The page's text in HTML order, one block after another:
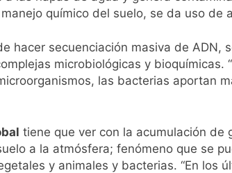
químico del suelo, se da uso de
hacer secuenciación masiva de ADN,
microbiológicas y
las bacterias aportan
tiene que ver con la acumulación
a la atmósfera; fenómeno que se
y animales y bacterias. “En los